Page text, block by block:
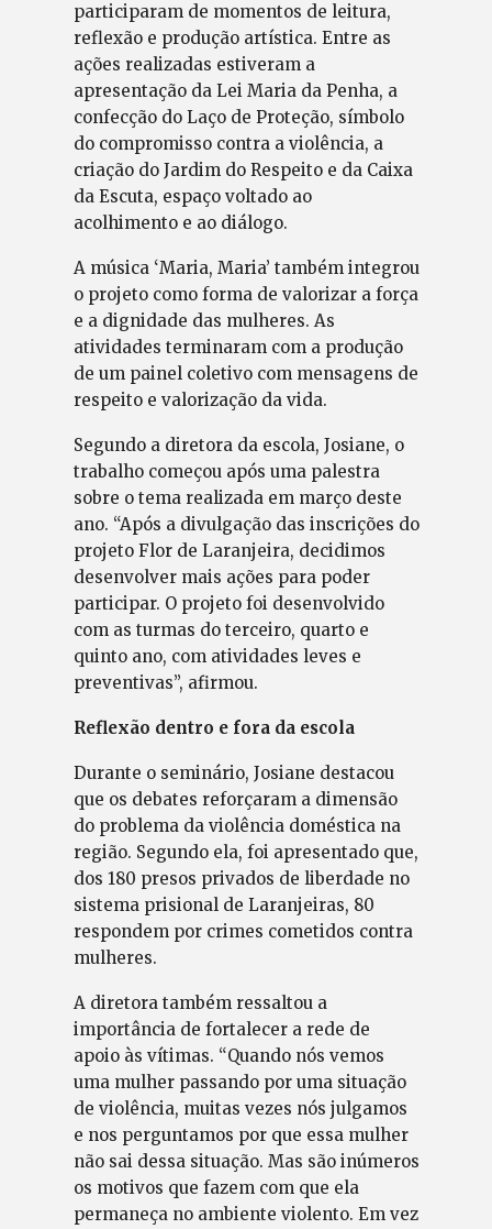
participaram de momentos de leitura,
reflexão e produção artística. Entre as
ações realizadas estiveram a
apresentação da Lei Maria da Penha, a
confecção do Laço de Proteção, símbolo
do compromisso contra a violência, a
criação do Jardim do Respeito e da Caixa
da Escuta, espaço voltado ao
acolhimento e ao diálogo.
A música ‘Maria, Maria’ também integrou
o projeto como forma de valorizar a força
e a dignidade das mulheres. As
atividades terminaram com a produção
de um painel coletivo com mensagens de
respeito e valorização da vida.
Segundo a diretora da escola, Josiane, o
trabalho começou após uma palestra
sobre o tema realizada em março deste
ano. “Após a divulgação das inscrições do
projeto Flor de Laranjeira, decidimos
desenvolver mais ações para poder
participar. O projeto foi desenvolvido
com as turmas do terceiro, quarto e
quinto ano, com atividades leves e
preventivas”, afirmou.
Reflexão dentro e fora da escola
Durante o seminário, Josiane destacou
que os debates reforçaram a dimensão
do problema da violência doméstica na
região. Segundo ela, foi apresentado que,
dos 180 presos privados de liberdade no
sistema prisional de Laranjeiras, 80
respondem por crimes cometidos contra
mulheres.
A diretora também ressaltou a
importância de fortalecer a rede de
apoio às vítimas. “Quando nós vemos
uma mulher passando por uma situação
de violência, muitas vezes nós julgamos
e nos perguntamos por que essa mulher
não sai dessa situação. Mas são inúmeros
os motivos que fazem com que ela
permaneça no ambiente violento. Em vez